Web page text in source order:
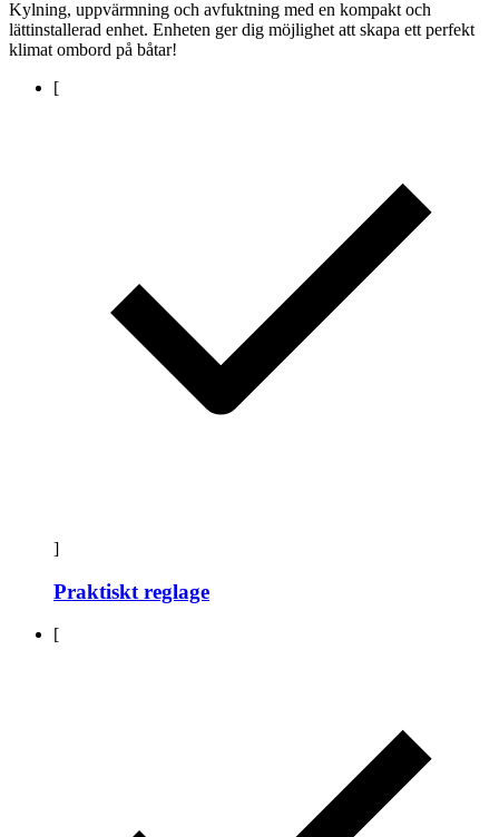
Kylning, uppvärmning och avfuktning med en kompakt och
lättinstallerad enhet. Enheten ger dig möjlighet att skapa ett perfekt
klimat ombord på båtar!
[
]
Praktiskt reglage
[